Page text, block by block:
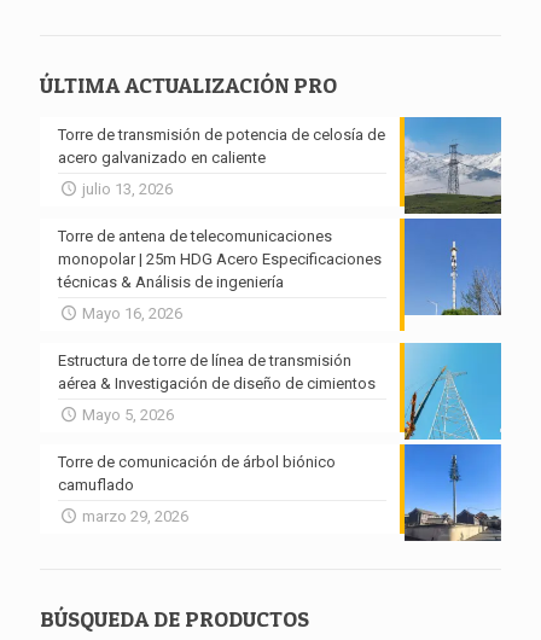
ÚLTIMA ACTUALIZACIÓN PRO
Torre de transmisión de potencia de celosía de
acero galvanizado en caliente
julio 13, 2026
Torre de antena de telecomunicaciones
monopolar | 25m HDG Acero Especificaciones
técnicas & Análisis de ingeniería
Mayo 16, 2026
Estructura de torre de línea de transmisión
aérea & Investigación de diseño de cimientos
Mayo 5, 2026
Torre de comunicación de árbol biónico
camuflado
marzo 29, 2026
BÚSQUEDA DE PRODUCTOS